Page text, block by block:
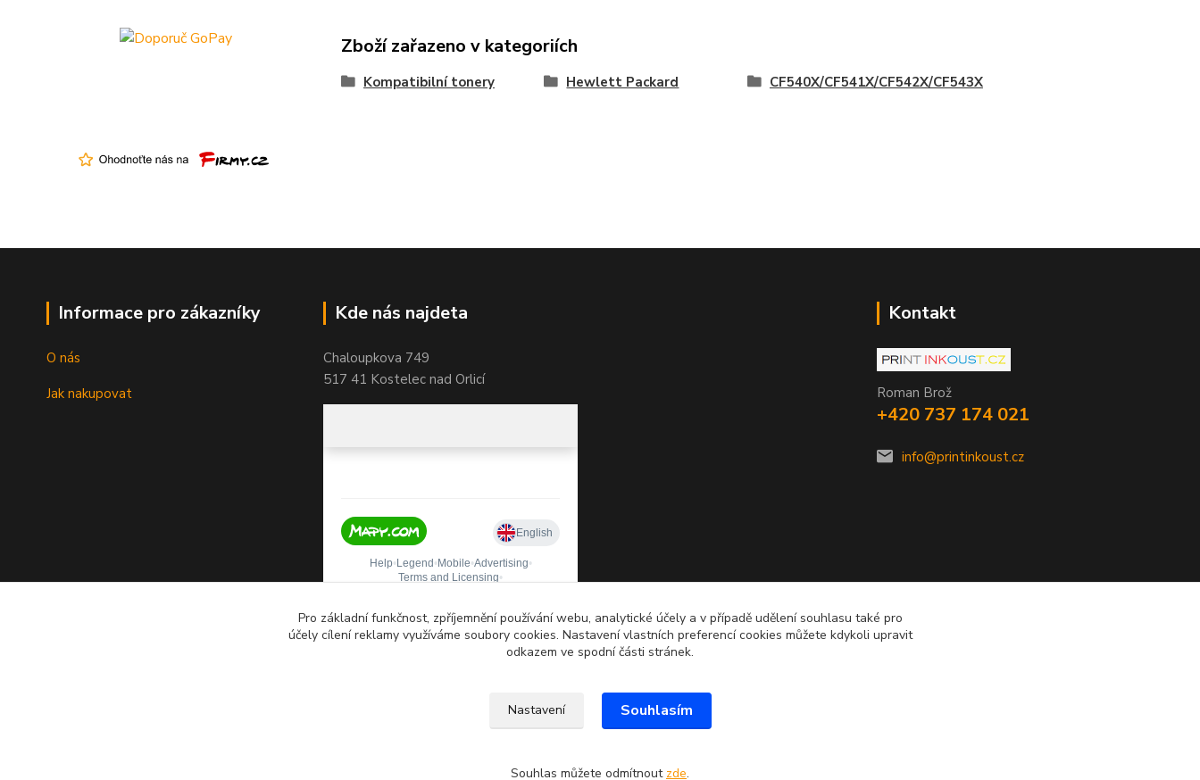
Zboží zařazeno v kategoriích
Kompatibilní tonery Hewlett Packard CF540X/CF541X/CF542X/CF543X
Informace pro zákazníky
O nás
Jak nakupovat
Kde nás najdeta
Chaloupkova 749
517 41 Kostelec nad Orlicí
Kontakt
Roman Brož
+420 737 174 021
info@printinkoust.cz
Pro základní funkčnost, zpříjemnění používání webu, analytické účely a v případě udělení souhlasu také pro
účely cílení reklamy využíváme soubory cookies. Nastavení vlastních preferencí cookies můžete kdykoli upravit
odkazem ve spodní části stránek.
Nastavení Souhlasím
Souhlas můžete odmítnout zde.